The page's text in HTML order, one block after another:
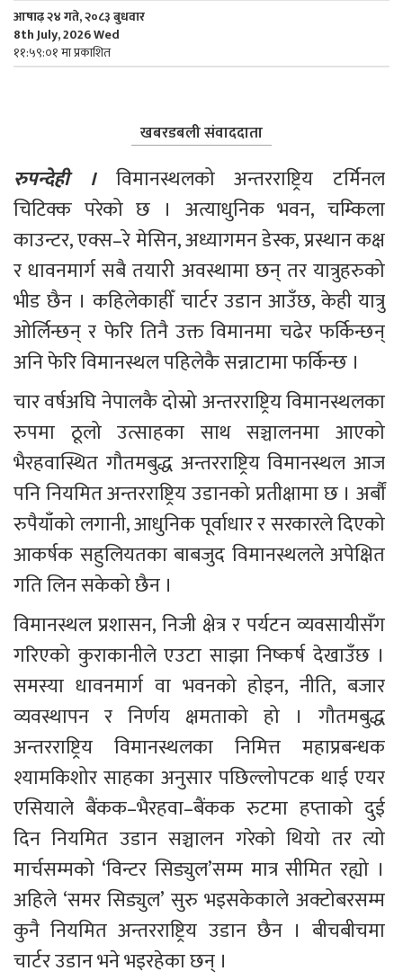
आषाढ़ २४ गते, २०८३ बुधवार
8th July, 2026 Wed
११:५९:०१ मा प्रकाशित
खबरडबली संवाददाता
रुपन्देही । विमानस्थलको अन्तरराष्ट्रिय टर्मिनल
चिटिक्क परेको छ । अत्याधुनिक भवन, चम्किला
काउन्टर, एक्स–रे मेसिन, अध्यागमन डेस्क, प्रस्थान कक्ष
र धावनमार्ग सबै तयारी अवस्थामा छन् तर यात्रुहरुको
भीड छैन । कहिलेकाहीँ चार्टर उडान आउँछ, केही यात्रु
ओर्लिन्छन् र फेरि तिनै उक्त विमानमा चढेर फर्किन्छन्
अनि फेरि विमानस्थल पहिलेकै सन्नाटामा फर्किन्छ ।
चार वर्षअघि नेपालकै दोस्रो अन्तरराष्ट्रिय विमानस्थलका
रुपमा ठूलो उत्साहका साथ सञ्चालनमा आएको
भैरहवास्थित गौतमबुद्ध अन्तरराष्ट्रिय विमानस्थल आज
पनि नियमित अन्तरराष्ट्रिय उडानको प्रतीक्षामा छ । अर्बौं
रुपैयाँको लगानी, आधुनिक पूर्वाधार र सरकारले दिएको
आकर्षक सहुलियतका बाबजुद विमानस्थलले अपेक्षित
गति लिन सकेको छैन ।
विमानस्थल प्रशासन, निजी क्षेत्र र पर्यटन व्यवसायीसँग
गरिएको कुराकानीले एउटा साझा निष्कर्ष देखाउँछ ।
समस्या धावनमार्ग वा भवनको होइन, नीति, बजार
व्यवस्थापन र निर्णय क्षमताको हो । गौतमबुद्ध
अन्तरराष्ट्रिय विमानस्थलका निमित्त महाप्रबन्धक
श्यामकिशोर साहका अनुसार पछिल्लोपटक थाई एयर
एसियाले बैंकक–भैरहवा–बैंकक रुटमा हप्ताको दुई
दिन नियमित उडान सञ्चालन गरेको थियो तर त्यो
मार्चसम्मको ‘विन्टर सिड्युल’सम्म मात्र सीमित रह्यो ।
अहिले ‘समर सिड्युल’ सुरु भइसकेकाले अक्टोबरसम्म
कुनै नियमित अन्तरराष्ट्रिय उडान छैन । बीचबीचमा
चार्टर उडान भने भइरहेका छन् ।